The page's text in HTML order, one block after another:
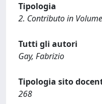
Tipologia
2. Contributo in
Tutti gli autori
Gay, Fabrizio
Tipologia sito
268